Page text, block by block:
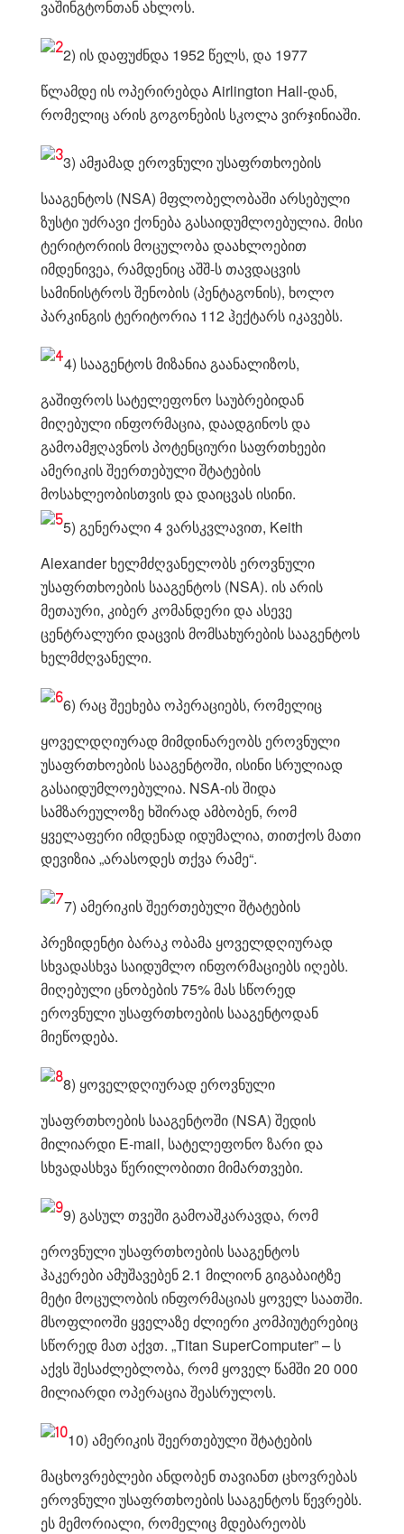
ვაშინგტონთან ახლოს.
2) ის დაფუძნდა 1952 წელს, და 1977
წლამდე ის ოპერირებდა Airlington Hall-დან,
რომელიც არის გოგონების სკოლა ვირჯინიაში.
3) ამჟამად ეროვნული უსაფრთხოების
სააგენტოს (NSA) მფლობელობაში არსებული
ზუსტი უძრავი ქონება გასაიდუმლოებულია. მისი
ტერიტორიის მოცულობა დაახლოებით
იმდენივეა, რამდენიც აშშ-ს თავდაცვის
სამინისტროს შენობის (პენტაგონის), ხოლო
პარკინგის ტერიტორია 112 ჰექტარს იკავებს.
4) სააგენტოს მიზანია გაანალიზოს,
გაშიფროს სატელეფონო საუბრებიდან
მიღებული ინფორმაცია, დაადგინოს და
გამოამჟღავნოს პოტენციური საფრთხეები
ამერიკის შეერთებული შტატების
მოსახლეობისთვის და დაიცვას ისინი.
5) გენერალი 4 ვარსკვლავით, Keith
Alexander ხელმძღვანელობს ეროვნული
უსაფრთხოების სააგენტოს (NSA). ის არის
მეთაური, კიბერ კომანდერი და ასევე
ცენტრალური დაცვის მომსახურების სააგენტოს
ხელმძღვანელი.
6) რაც შეეხება ოპერაციებს, რომელიც
ყოველდღიურად მიმდინარეობს ეროვნული
უსაფრთხოების სააგენტოში, ისინი სრულიად
გასაიდუმლოებულია. NSA-ის შიდა
სამზარეულოზე ხშირად ამბობენ, რომ
ყველაფერი იმდენად იდუმალია, თითქოს მათი
დევიზია „არასოდეს თქვა რამე“.
7) ამერიკის შეერთებული შტატების
პრეზიდენტი ბარაკ ობამა ყოველდღიურად
სხვადასხვა საიდუმლო ინფორმაციებს იღებს.
მიღებული ცნობების 75% მას სწორედ
ეროვნული უსაფრთხოების სააგენტოდან
მიეწოდება.
8) ყოველდღიურად ეროვნული
უსაფრთხოების სააგენტოში (NSA) შედის
მილიარდი E-mail, სატელეფონო ზარი და
სხვადასხვა წერილობითი მიმართვები.
9) გასულ თვეში გამოაშკარავდა, რომ
ეროვნული უსაფრთხოების სააგენტოს
ჰაკერები ამუშავებენ 2.1 მილიონ გიგაბაიტზე
მეტი მოცულობის ინფორმაციას ყოველ საათში.
მსოფლიოში ყველაზე ძლიერი კომპიუტერებიც
სწორედ მათ აქვთ. „Titan SuperComputer” – ს
აქვს შესაძლებლობა, რომ ყოველ წამში 20 000
მილიარდი ოპერაცია შეასრულოს.
10) ამერიკის შეერთებული შტატების
მაცხოვრებლები ანდობენ თავიანთ ცხოვრებას
ეროვნული უსაფრთხოების სააგენტოს წევრებს.
ეს მემორიალი, რომელიც მდებარეობს